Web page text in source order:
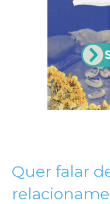
Quer falar